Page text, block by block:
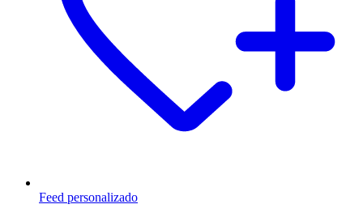
Feed personalizado